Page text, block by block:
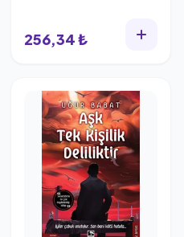
256,34 ₺